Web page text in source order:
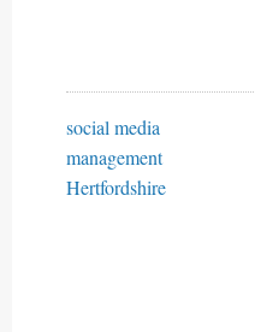
social media
management
Hertfordshire